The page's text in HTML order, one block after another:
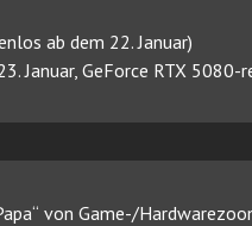
ab dem 22. Januar)
Januar, GeForce RTX 5080-
von Game-/